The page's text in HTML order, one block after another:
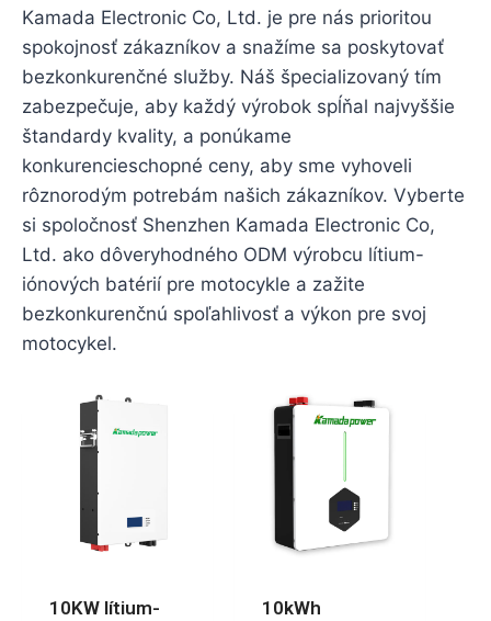
Kamada Electronic Co, Ltd. je pre nás prioritou
spokojnosť zákazníkov a snažíme sa poskytovať
bezkonkurenčné služby. Náš špecializovaný tím
zabezpečuje, aby každý výrobok spĺňal najvyššie
štandardy kvality, a ponúkame
konkurencieschopné ceny, aby sme vyhoveli
rôznorodým potrebám našich zákazníkov. Vyberte
si spoločnosť Shenzhen Kamada Electronic Co,
Ltd. ako dôveryhodného ODM výrobcu lítium-
iónových batérií pre motocykle a zažite
bezkonkurenčnú spoľahlivosť a výkon pre svoj
motocykel.
10KW lítium-
10kWh